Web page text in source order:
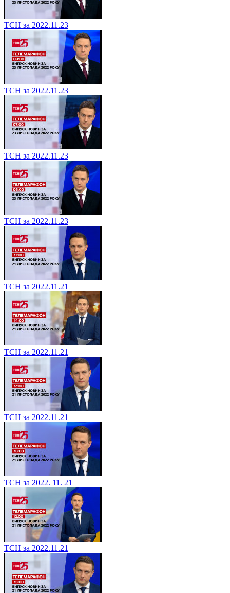
ТСН за 2022.11.23
ТСН за 2022.11.23
ТСН за 2022.11.23
ТСН за 2022.11.23
ТСН за 2022.11.21
ТСН за 2022.11.21
ТСН за 2022.11.21
ТСН за 2022. 11. 21
ТСН за 2022.11.21